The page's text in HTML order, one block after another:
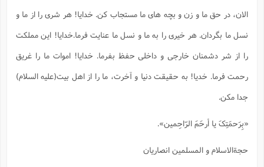
الان، در حق ما و زن و بچه های ما مستجاب کن. خدایا! هر شری را از ما و
نسل ما بگردان. هر خیری را به ما و نسل ما عنایت فرما.خدایا! این مملکت
را از شر دشمنان خارجی و داخلی حفظ بفرما. خدایا! اموات ما را غریق
رحمت فرما. خدیا! به حقیقت دنیا و آخرت، ما را از اهل بیت(علیه السلام)
جدا مکن.
«بِرَحمَتِکَ یا أرحَمَ الرّاحِمین».
حجةالاسلام و المسلمین انصاریان